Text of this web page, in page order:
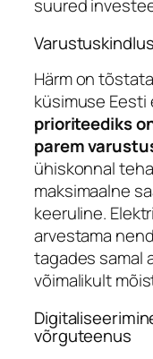
suured
Härm on
küsimuse
prioriteediks
parem
ühiskonnal
maksimaalne
keeruline.
arvestama
tagades samal
võimalikult
võrguteenus